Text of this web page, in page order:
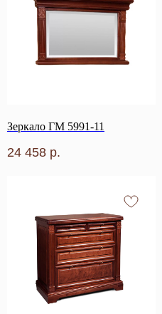
Зеркало ГМ 5991-11
24 458 р.